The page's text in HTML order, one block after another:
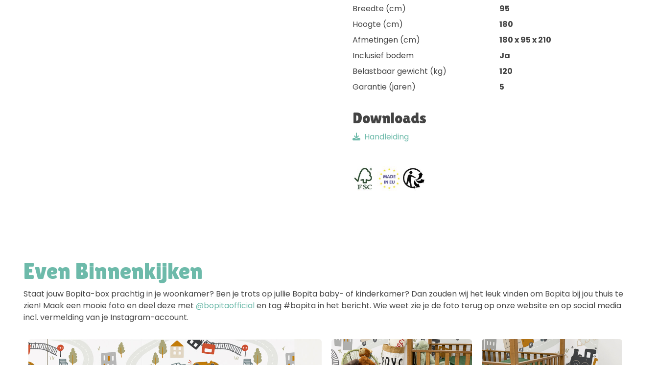
Breedte (cm)
95
Hoogte (cm)
180
Afmetingen (cm)
180 x 95 x 210
Inclusief bodem
Ja
Belastbaar gewicht (kg)
120
Garantie (jaren)
5
Downloads
Handleiding
Even Binnenkijken
Staat jouw Bopita-box prachtig in je woonkamer? Ben je trots op jullie Bopita baby- of kinderkamer? Dan zouden wij het leuk vinden om Bopita bij jou thuis te
zien! Maak een mooie foto en deel deze met @bopitaofficial en tag #bopita in het bericht. Wie weet zie je de foto terug op onze website en op social media
incl. vermelding van je Instagram-account.